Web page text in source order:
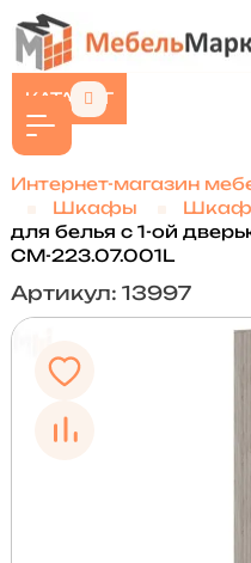
КАТАЛОГ
Интернет-магазин
Шкафы
для белья с 1-ой
СМ-223.07.001L
Артикул: 13997